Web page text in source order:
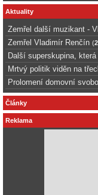
Aktuality
Zemřel další muzikant -
Zemřel Vladimír Renčín (2
Další superskupina, která
Mrtvý politik viděn na
Prolomení domovní
Články
Reklama